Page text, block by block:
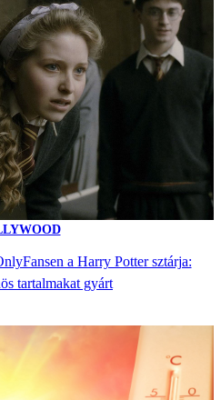
a Harry Potter sztárja:
tartalmakat gyárt